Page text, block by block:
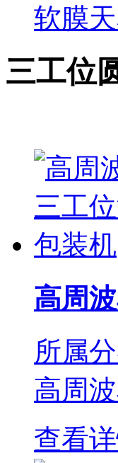
软膜
三工位
高周
所属
高周
查看